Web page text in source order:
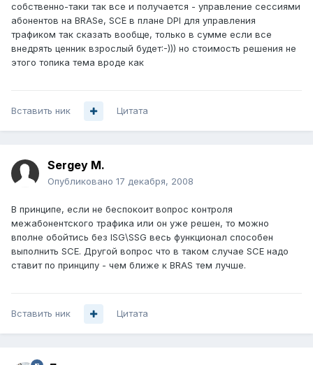
собственно-таки так все и получается - управление сессиями
абонентов на BRASе, SCE в плане DPI для управления
трафиком так сказать вообще, только в сумме если все
внедрять ценник взрослый будет:-))) но стоимость решения не
этого топика тема вроде как
Вставить ник Цитата
Sergey M.
Опубликовано 17 декабря, 2008
В принципе, если не беспокоит вопрос контроля
межабонентского трафика или он уже решен, то можно
вполне обойтись без ISG\SSG весь функционал способен
выполнить SCE. Другой вопрос что в таком случае SCE надо
ставит по принципу - чем ближе к BRAS тем лучше.
Вставить ник Цитата